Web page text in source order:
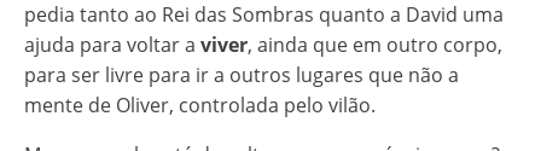
pedia tanto ao Rei das Sombras quanto a David uma
ajuda para voltar a viver, ainda que em outro corpo,
para ser livre para ir a outros lugares que não a
mente de Oliver, controlada pelo vilão.